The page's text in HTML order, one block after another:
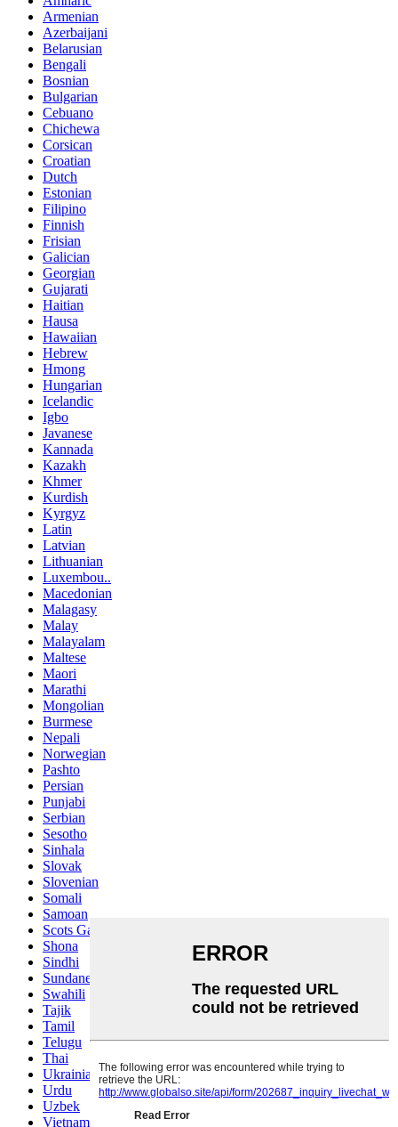
Armenian
Azerbaijani
Belarusian
Bengali
Bosnian
Bulgarian
Cebuano
Chichewa
Corsican
Croatian
Dutch
Estonian
Filipino
Finnish
Frisian
Galician
Georgian
Gujarati
Haitian
Hausa
Hawaiian
Hebrew
Hmong
Hungarian
Icelandic
Igbo
Javanese
Kannada
Kazakh
Khmer
Kurdish
Kyrgyz
Latin
Latvian
Lithuanian
Luxembou..
Macedonian
Malagasy
Malay
Malayalam
Maltese
Maori
Marathi
Mongolian
Burmese
Nepali
Norwegian
Pashto
Persian
Punjabi
Serbian
Sesotho
Sinhala
Slovak
Slovenian
Somali
Samoan
Scots Gaelic
Shona
Sindhi
Sundanese
Swahili
Tajik
Tamil
Telugu
Thai
Ukrainian
Urdu
Uzbek
Vietnamese